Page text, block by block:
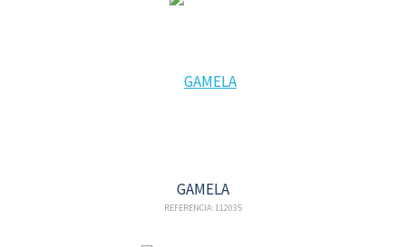
GAMELA
REFERENCIA: 112035